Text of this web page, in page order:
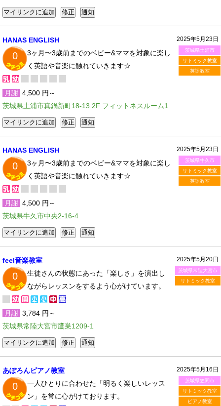
2025年5月23日
茨城県土浦市
リトミック教室
英語教室
HANAS ENGLISH
0
3ヶ月〜3歳前までのベビー&ママを対象に楽し
く英語や音楽に触れていきます☆
月謝 4,500 円～
茨城県土浦市真鍋新町18-13 2F フィットネスルーム1
2025年5月23日
茨城県牛久市
リトミック教室
英語教室
HANAS ENGLISH
0
3ヶ月〜3歳前までのベビー&ママを対象に楽し
く英語や音楽に触れていきます☆
月謝 4,500 円～
茨城県牛久市中央2-16-4
2025年5月20日
茨城県常陸大宮市
リトミック教室
feel音楽教室
0
生徒さんの状態にあった「楽しさ」を演出し
ながらレッスンをするよう心がけています。
月謝 3,784 円～
茨城県常陸大宮市鷹巣1209-1
2025年5月16日
茨城県笠間市
リトミック教室
ピアノ教室
あぽろんピアノ教室
0
一人ひとりに合わせた「明るく楽しいレッス
ン」を常に心がけております。